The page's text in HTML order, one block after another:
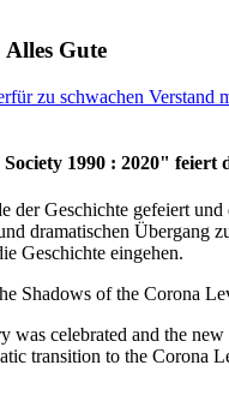
Gute
zu schwachen
1990 : 2020"
der Geschichte gefeiert
dramatischen
Geschichte eingehen.
Shadows of the Corona
was celebrated and the
transition to the Corona